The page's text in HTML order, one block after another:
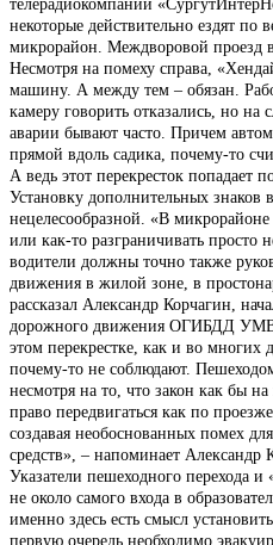
телерадиокомпании
некоторые действительно ездят
микрорайон. Междворовой проезд
Несмотря на помеху справа,
машину. А между тем – обязан.
камеру говорить отказались, но на
аварии бывают часто. Причем
прямой вдоль садика, почему-то
А ведь этот перекресток попадает
Установку дополнительных
нецелесообразной. «В микрорайоне
или как-то разграничивать просто
водители должны точно также
движения в жилой зоне, в
рассказал Александр Корчагин,
дорожного движения ОГИБДД
этом перекрестке, как и во многих
почему-то не соблюдают.
несмотря на то, что закон как бы
право передвигаться как по
создавая необоснованных помех
средств», – напоминает Александр
Указатели пешеходного перехода
не около самого входа в
именно здесь есть смысл
первую очередь необходимо